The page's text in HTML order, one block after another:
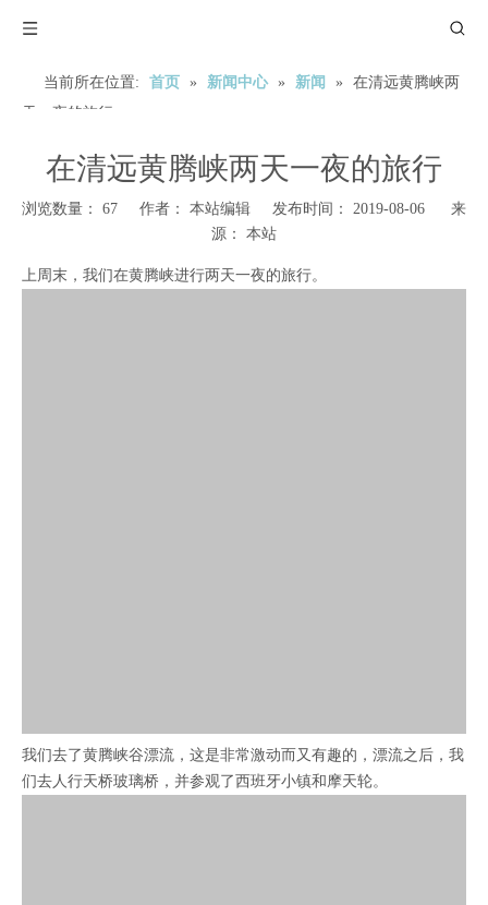
当前所在位置: 首页 » 新闻中心 » 新闻 »
在清远黄腾峡两
天一夜的旅行
在清远黄腾峡两天一夜的旅行
浏览数量： 67 作者： 本站编辑 发布时间： 2019-08-06 来
源： 本站
上周末，我们在黄腾峡进行两天一夜的旅行。
我们去了黄腾峡谷漂流，这是非常激动而又有趣的，漂流之后， 我
们去人行天桥玻璃桥，并参观了西班牙小镇和摩天轮。